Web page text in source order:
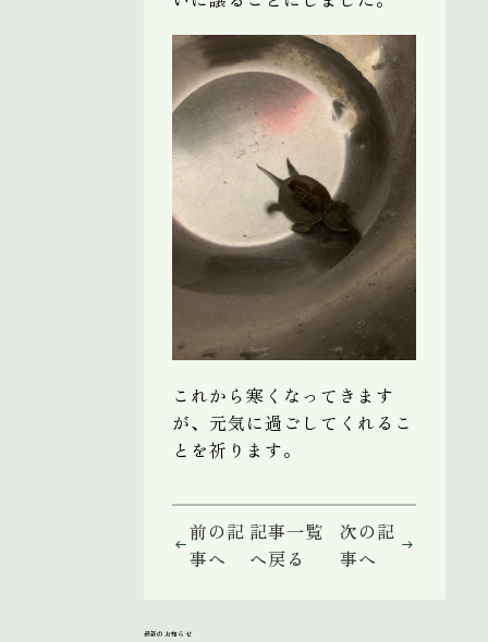
これから寒くなってきます
が、元気に過ごしてくれるこ
とを祈ります。
前の記
事へ
記事一覧
へ戻る
次の記
事へ
最新のお知らせ